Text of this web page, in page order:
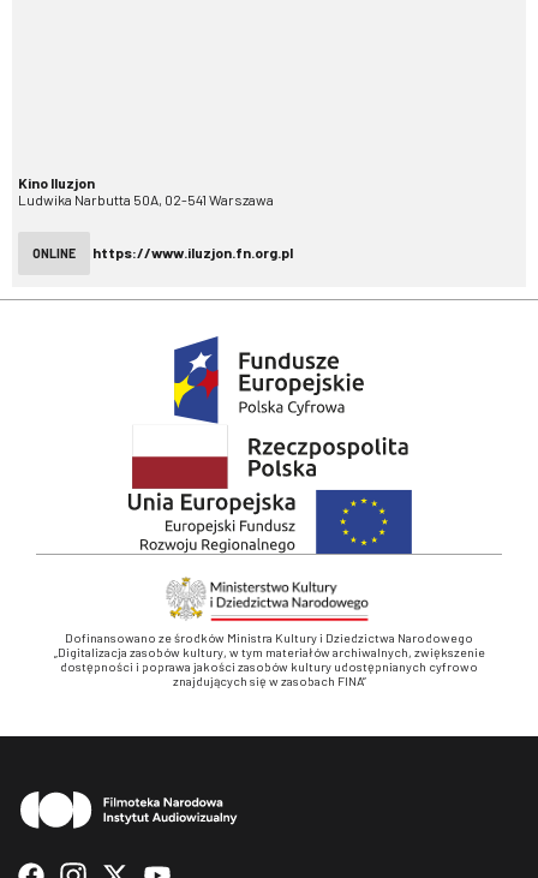
Kino Iluzjon
Ludwika Narbutta 50A, 02-541 Warszawa
ONLINE https://www.iluzjon.fn.org.pl
Dofinansowano ze środków Ministra Kultury i Dziedzictwa Narodowego
„Digitalizacja zasobów kultury, w tym materiałów archiwalnych, zwiększenie
dostępności i poprawa jakości zasobów kultury udostępnianych cyfrowo
znajdujących się w zasobach FINA”